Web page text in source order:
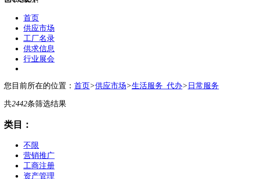
首页
供应市场
工厂名录
供求信息
行业展会
您目前所在的位置： 首页>供应市场>生活服务_代办> 日常服务
共2442条筛选结果
类目：
不限
营销推广
工商注册
资产管理